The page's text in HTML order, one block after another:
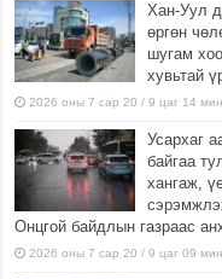
Хан-Уул
өргөн
шугам
хувьтай
2026 оны 7 сар 20 / 9 цаг 14
Усархаг
байгаа
хангаж,
Онцгой байдлын газраас
2026 оны 7 сар 20 / 9 цаг 09